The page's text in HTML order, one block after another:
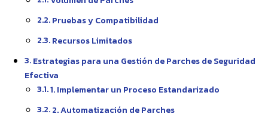
Pruebas y Compatibilidad
Recursos Limitados
Estrategias para una Gestión de Parches de Seguridad
Efectiva
1. Implementar un Proceso Estandarizado
2. Automatización de Parches